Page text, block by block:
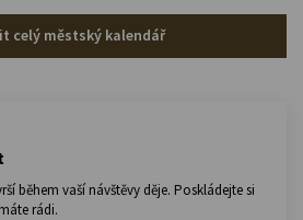
celý městský kalendář
během vaší návštěvy děje. Poskládejte si
rádi.